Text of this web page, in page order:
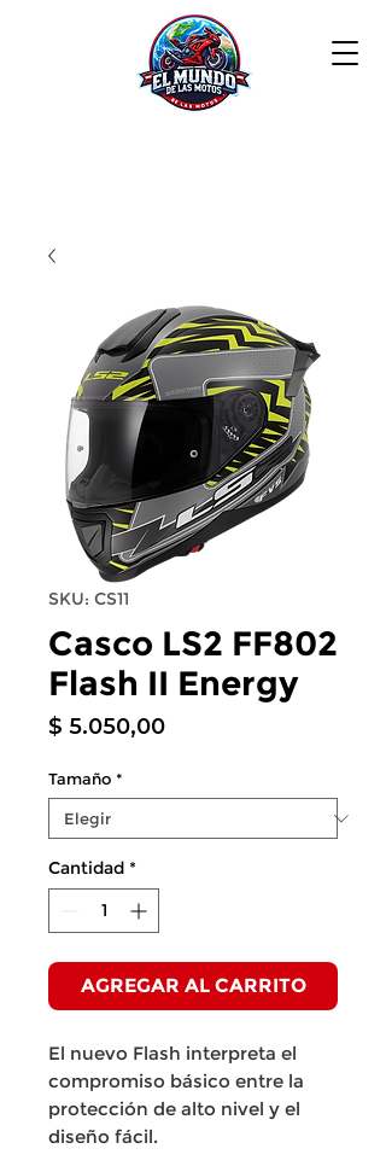
SKU: CS11
Casco LS2 FF802
Flash II Energy
$ 5.050,00Precio
Tamaño *
Cantidad *
AGREGAR AL CARRITO
El nuevo Flash interpreta el
compromiso básico entre la
protección de alto nivel y el
diseño fácil.